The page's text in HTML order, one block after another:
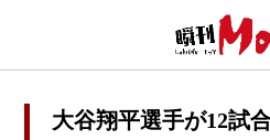
大谷翔平選手が12試